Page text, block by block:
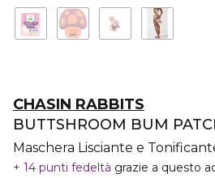
CHASIN RABBITS
BUTTSHROOM BUM
Maschera Lisciante e
14 punti fedeltà grazie a questo